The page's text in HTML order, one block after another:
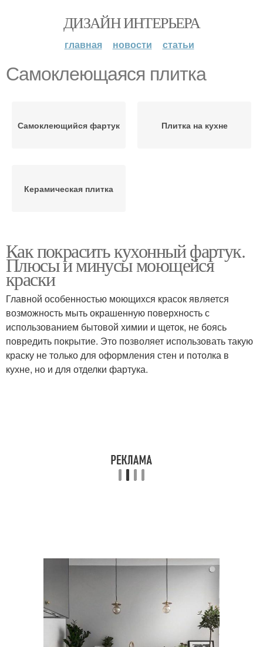
ДИЗАЙН ИНТЕРЬЕРА
главная новости статьи
Самоклеющаяся плитка
Самоклеющийся фартук Плитка на кухне
Керамическая плитка
Как покрасить кухонный фартук.
Плюсы и минусы моющейся
краски
Главной особенностью моющихся красок является
возможность мыть окрашенную поверхность с
использованием бытовой химии и щеток, не боясь
повредить покрытие. Это позволяет использовать такую
краску не только для оформления стен и потолка в
кухне, но и для отделки фартука.